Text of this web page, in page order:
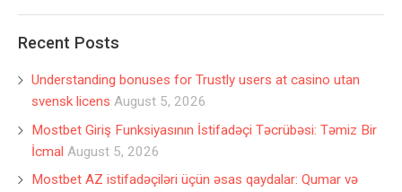
Recent Posts
Understanding bonuses for Trustly users at casino utan
svensk licens August 5, 2026
Mostbet Giriş Funksiyasının İstifadəçi Təcrübəsi: Təmiz Bir
İcmal August 5, 2026
Mostbet AZ istifadəçiləri üçün əsas qaydalar: Qumar və